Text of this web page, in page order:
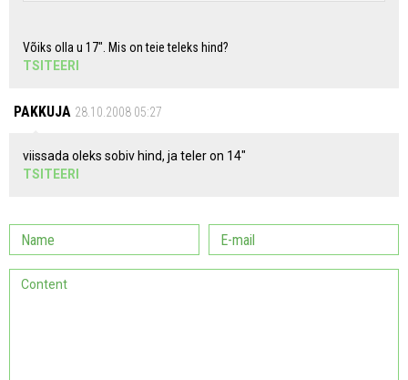
Võiks olla u 17". Mis on teie teleks hind?
TSITEERI
PAKKUJA 28.10.2008 05:27
viissada oleks sobiv hind, ja teler on 14"
TSITEERI